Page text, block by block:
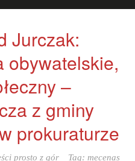
Jurczak:
obywatelskie,
–
z gminy
prokuraturze
prosto z gór Tag: mecenas